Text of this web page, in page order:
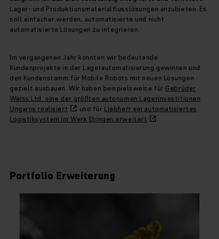
Lager‑ und Produktionsmaterialflusslösungen anzubieten. Es
soll einfacher werden, automatisierte und nicht
automatisierte Lösungen zu integrieren.
Im vergangenen Jahr konnten wir bedeutende
Kundenprojekte in der Lagerautomatisierung gewinnen und
den Kundenstamm für Mobile Robots mit neuen Lösungen
gezielt ausbauen. Wir haben beispielsweise für Gebrüder
Weiss Ltd. eine der größten autonomen Lagerinvestitionen
Ungarns realisiert
und für Liebherr ein automatisiertes
Logistiksystem im Werk Ehingen erweitert
.
Portfolio Erweiterung